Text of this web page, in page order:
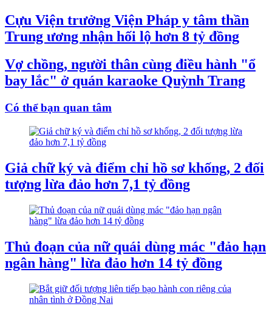
Cựu Viện trưởng Viện Pháp y tâm thần
Trung ương nhận hối lộ hơn 8 tỷ đồng
Vợ chồng, người thân cùng điều hành "ổ
bay lắc" ở quán karaoke Quỳnh Trang
Có thể bạn quan tâm
Giả chữ ký và điểm chỉ hồ sơ khống, 2 đối
tượng lừa đảo hơn 7,1 tỷ đồng
Thủ đoạn của nữ quái dùng mác "đảo hạn
ngân hàng" lừa đảo hơn 14 tỷ đồng